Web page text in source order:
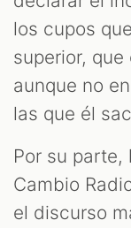
los cupos
superior,
aunque no
las que él
Por su
Cambio
el discurso